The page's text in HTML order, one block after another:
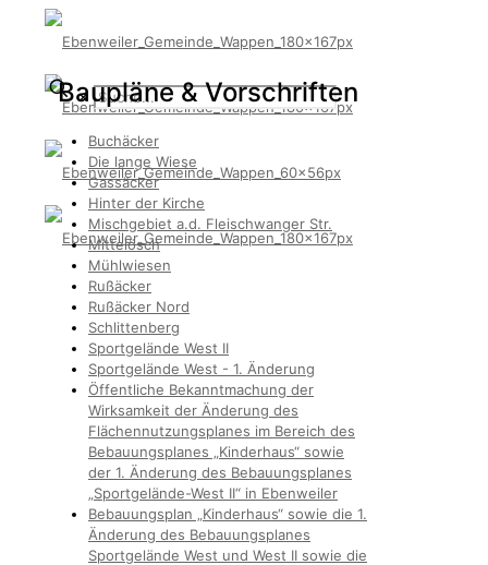
✕
Baupläne & Vorschriften
Buchäcker
Die lange Wiese
Gassäcker
Hinter der Kirche
Mischgebiet a.d. Fleischwanger Str.
Mittelösch
Mühlwiesen
Rußäcker
Rußäcker Nord
Schlittenberg
Sportgelände West II
Sportgelände West - 1. Änderung
Öffentliche Bekanntmachung der
Wirksamkeit der Änderung des
Flächennutzungsplanes im Bereich des
Bebauungsplanes „Kinderhaus“ sowie
der 1. Änderung des Bebauungsplanes
„Sportgelände-West II“ in Ebenweiler
Bebauungsplan „Kinderhaus“ sowie die 1.
Änderung des Bebauungsplanes
Sportgelände West und West II sowie die